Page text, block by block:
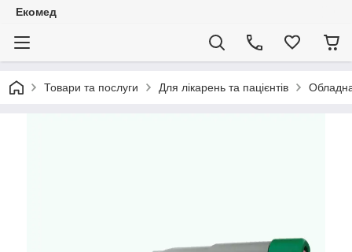
Екомед
Товари та послуги Для лікарень та пацієнтів